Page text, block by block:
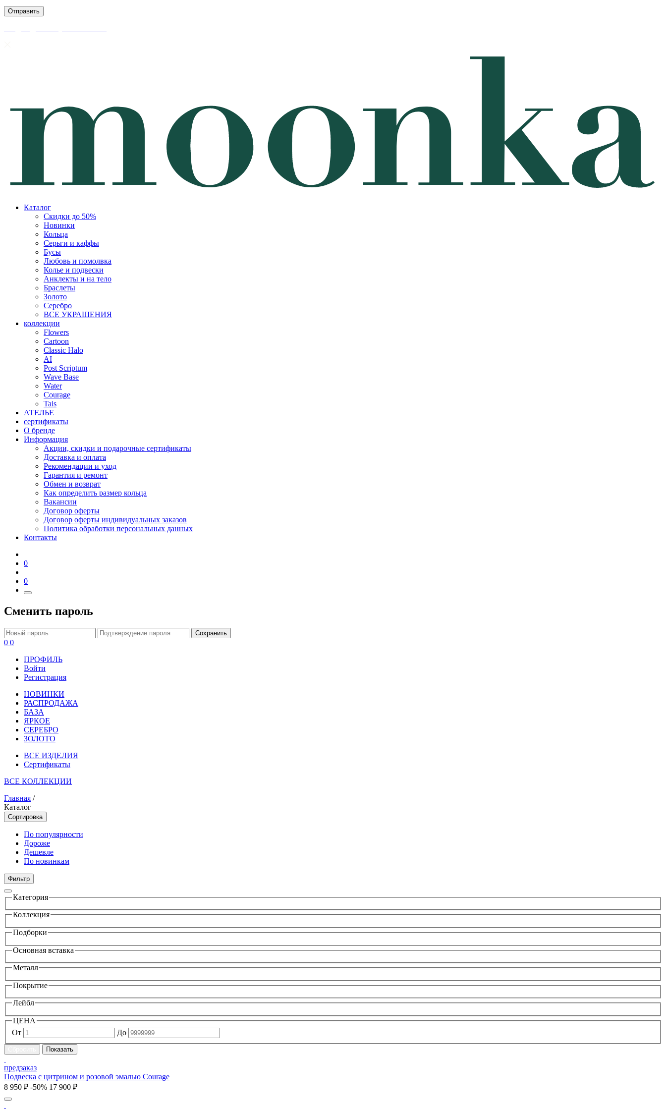
Каталог
Скидки до 50%
Новинки
Кольца
Серьги и каффы
Бусы
Любовь и помолвка
Колье и подвески
Анклекты и на тело
Браслеты
Золото
Серебро
ВСЕ УКРАШЕНИЯ
коллекции
Flowers
Cartoon
Classic Halo
AI
Post Scriptum
Wave Base
Water
Courage
Tais
АТЕЛЬЕ
сертификаты
О бренде
Информация
Акции, скидки и подарочные сертификаты
Доставка и оплата
Рекомендации и уход
Гарантия и ремонт
Обмен и возврат
Как определить размер кольца
Вакансии
Договор оферты
Договор оферты индивидуальных заказов
Политика обработки персональных данных
Контакты
0
0
Сменить пароль
Сохранить
0 0
ПРОФИЛЬ
Войти
Регистрация
НОВИНКИ
РАСПРОДАЖА
БАЗА
ЯРКОЕ
СЕРЕБРО
ЗОЛОТО
ВСЕ ИЗДЕЛИЯ
Сертификаты
ВСЕ КОЛЛЕКЦИИ
Главная /
Каталог
Сортировка
По популярности
Дороже
Дешевле
По новинкам
Фильтр
Категория
Коллекция
Подборки
Основная вставка
Металл
Покрытие
Лейбл
ЦЕНА
От
До
предзаказ
Подвеска с цитрином и розовой эмалью Courage
8 950 ₽ -50% 17 900 ₽